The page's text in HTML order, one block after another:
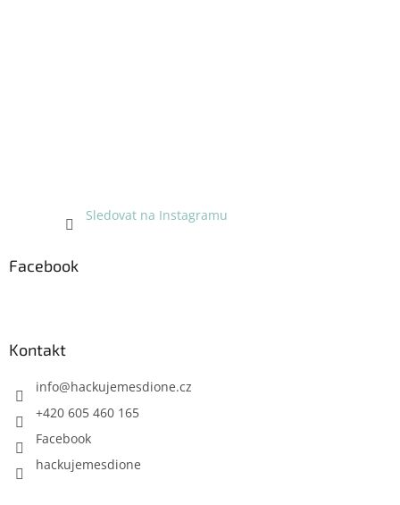
Sledovat na Instagramu
Facebook
Kontakt
info@hackujemesdione.cz
+420 605 460 165
Facebook
hackujemesdione